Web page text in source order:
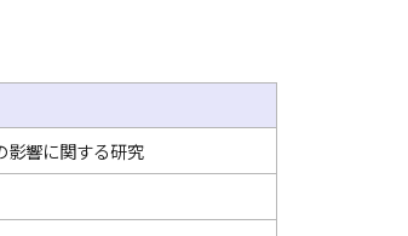
影響に関する研究